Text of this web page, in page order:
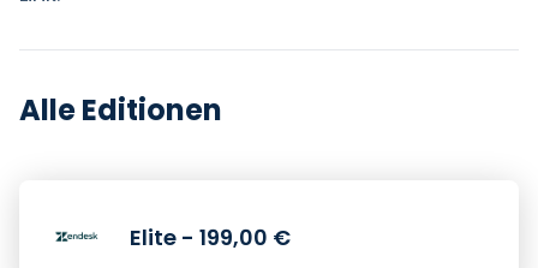
Alle Editionen
Elite - 199,00 €